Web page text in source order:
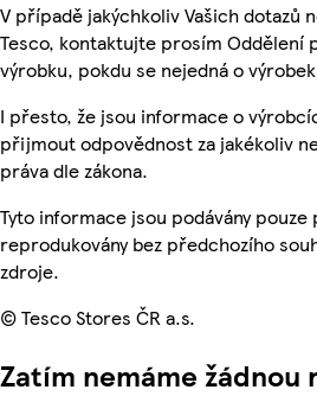
V případě jakýchkoliv Vašich dotazů
Tesco, kontaktujte prosím Oddělení
výrobku, pokdu se nejedná o
I přesto, že jsou informace o
přijmout odpovědnost za jakékoliv
práva dle zákona.
Tyto informace jsou podávány
reprodukovány bez předchozího
zdroje.
© Tesco Stores ČR a.s.
Zatím nemáme žádnou